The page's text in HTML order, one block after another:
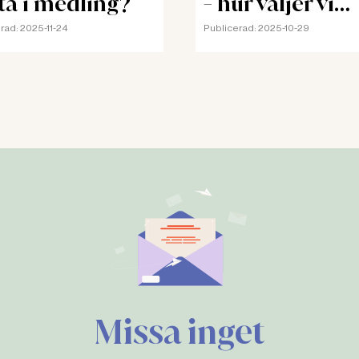
2025-11-24
skyddsombud?
Publicerad: 2025-10-29
Missa inget